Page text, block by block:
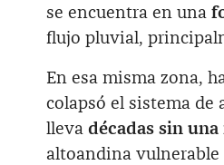
se encuentra en una
flujo pluvial,
En esa misma zona,
colapsó el sistema de
lleva décadas sin
altoandina